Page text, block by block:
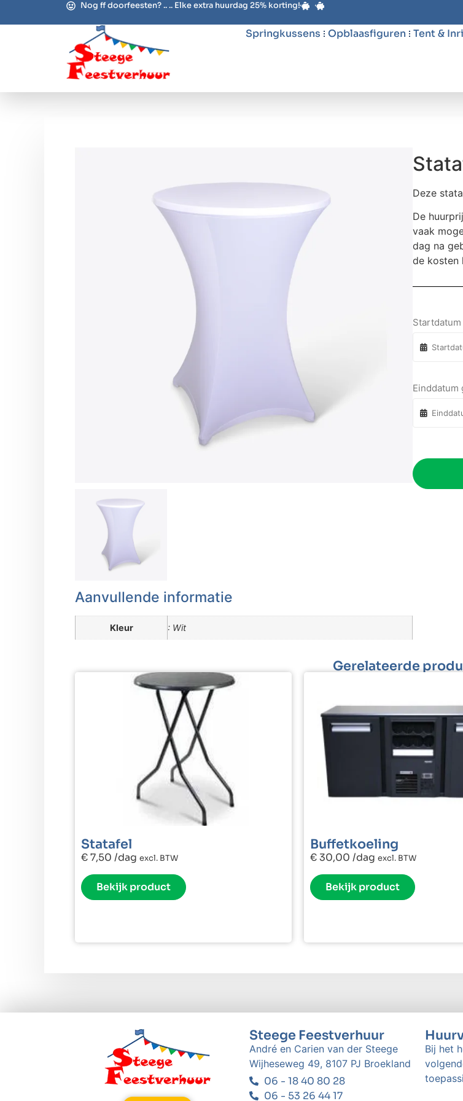
Nog ff doorfeesten? .. .. Elke extra huurdag 25% korting!
Springkussens Opblaasfiguren Tent &
Aanvullende informatie
Kleur : Wit
Deze
De
vaak
dag na
de kosten
Einddatum
Gerelateerde
Statafel
€7,50 /dag excl. BTW
Bekijk product
Buffetkoeling
€30,00 /dag excl. BTW
Bekijk product
Steege Feestverhuur
André en Carien van der Steege
Wijheseweg 49, 8107 PJ Broekland
06 - 18 40 80 28
06 - 53 26 44 17
Bij het